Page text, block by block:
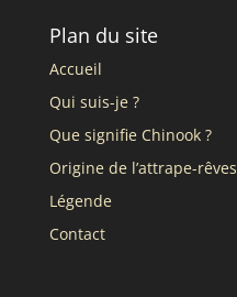
Plan du site
Accueil
Qui suis-je ?
Que signifie Chinook ?
Origine de l’attrape-rêves
Légende
Contact